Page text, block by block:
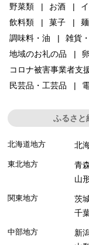
野菜類
お酒
飲料類
菓子
調味料・油
雑貨
地域のお礼の品
コロナ被害事業者支
民芸品・工芸品
ふるさと
北海道地方 北
東北地方 青
山
関東地方 茨
千
中部地方 新